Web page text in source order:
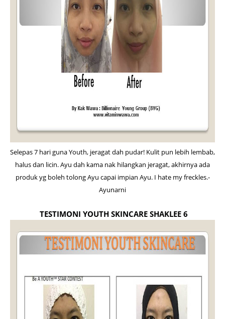
Selepas 7 hari guna Youth, jeragat dah pudar! Kulit pun lebih lembab,
halus dan licin. Ayu dah kama nak hilangkan jeragat, akhirnya ada
produk yg boleh tolong Ayu capai impian Ayu. I hate my freckles.-
Ayunarni
TESTIMONI YOUTH SKINCARE SHAKLEE 6